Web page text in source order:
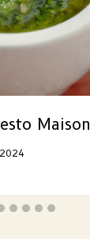
Maison